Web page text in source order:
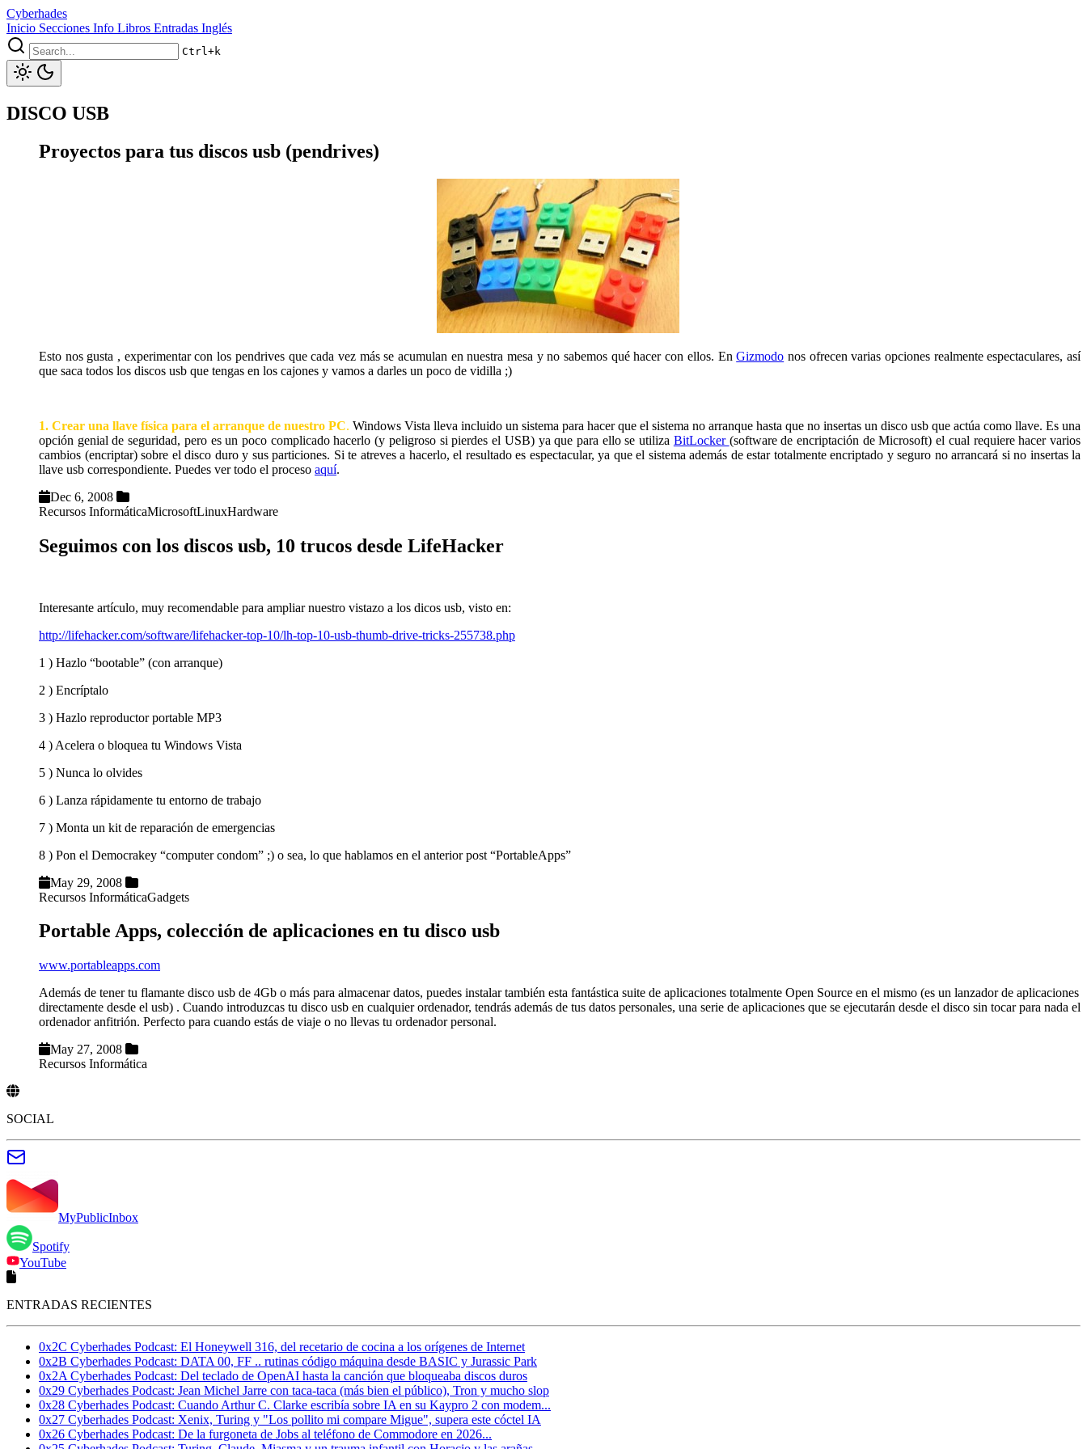
Cyberhades
Inicio Secciones Info Libros Entradas Inglés
Ctrl+k
DISCO USB
Proyectos para tus discos usb (pendrives)
Esto nos gusta , experimentar con los pendrives que cada vez más se acumulan en nuestra mesa y no sabemos qué hacer con ellos. EnGizmodo nos ofrecen varias opciones realmente espectaculares, así
que saca todos los discos usb que tengas en los cajones y vamos a darles un poco de vidilla ;)
1. Crear una llave física para el arranque de nuestro PC. Windows Vista lleva incluido un sistema para hacer que el sistema no arranque hasta que no insertas un disco usb que actúa como llave. Es una
opción genial de seguridad, pero es un poco complicado hacerlo (y peligroso si pierdes el USB) ya que para ello se utiliza BitLocker (software de encriptación de Microsoft) el cual requiere hacer varios
cambios (encriptar) sobre el disco duro y sus particiones. Si te atreves a hacerlo, el resultado es espectacular, ya que el sistema además de estar totalmente encriptado y seguro no arrancará si no insertas la
llave usb correspondiente. Puedes ver todo el proceso aquí.
Dec 6, 2008
Recursos InformáticaMicrosoftLinuxHardware
Seguimos con los discos usb, 10 trucos desde LifeHacker
Interesante artículo, muy recomendable para ampliar nuestro vistazo a los dicos usb, visto en:
http://lifehacker.com/software/lifehacker-top-10/lh-top-10-usb-thumb-drive-tricks-255738.php
1 ) Hazlo “bootable” (con arranque)
2 ) Encríptalo
3 ) Hazlo reproductor portable MP3
4 ) Acelera o bloquea tu Windows Vista
5 ) Nunca lo olvides
6 ) Lanza rápidamente tu entorno de trabajo
7 ) Monta un kit de reparación de emergencias
8 ) Pon el Democrakey “computer condom” ;) o sea, lo que hablamos en el anterior post “PortableApps”
May 29, 2008
Recursos InformáticaGadgets
Portable Apps, colección de aplicaciones en tu disco usb
www.portableapps.com
Además de tener tu flamante disco usb de 4Gb o más para almacenar datos, puedes instalar también esta fantástica suite de aplicaciones totalmente Open Source en el mismo (es un lanzador de aplicaciones
directamente desde el usb) . Cuando introduzcas tu disco usb en cualquier ordenador, tendrás además de tus datos personales, una serie de aplicaciones que se ejecutarán desde el disco sin tocar para nada el
ordenador anfitrión. Perfecto para cuando estás de viaje o no llevas tu ordenador personal.
May 27, 2008
Recursos Informática
SOCIAL
MyPublicInbox
Spotify
YouTube
ENTRADAS RECIENTES
0x2C Cyberhades Podcast: El Honeywell 316, del recetario de cocina a los orígenes de Internet
0x2B Cyberhades Podcast: DATA 00, FF .. rutinas código máquina desde BASIC y Jurassic Park
0x2A Cyberhades Podcast: Del teclado de OpenAI hasta la canción que bloqueaba discos duros
0x29 Cyberhades Podcast: Jean Michel Jarre con taca-taca (más bien el público), Tron y mucho slop
0x28 Cyberhades Podcast: Cuando Arthur C. Clarke escribía sobre IA en su Kaypro 2 con modem...
0x27 Cyberhades Podcast: Xenix, Turing y "Los pollito mi compare Migue", supera este cóctel IA
0x26 Cyberhades Podcast: De la furgoneta de Jobs al teléfono de Commodore en 2026...